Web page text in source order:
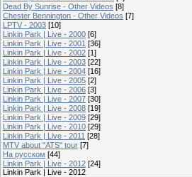
Dead By Sunrise - Other Videos [8]
Chester Bennington - Other Videos [7]
LPTV - 2003 [10]
Linkin Park | Live - 2000 [6]
Linkin Park | Live - 2001 [36]
Linkin Park | Live - 2002 [1]
Linkin Park | Live - 2003 [22]
Linkin Park | Live - 2004 [16]
Linkin Park | Live - 2005 [2]
Linkin Park | Live - 2006 [3]
Linkin Park | Live - 2007 [30]
Linkin Park | Live - 2008 [19]
Linkin Park | Live - 2009 [29]
Linkin Park | Live - 2010 [29]
Linkin Park | Live - 2011 [28]
MTV about "ATS" tour [7]
На русском [44]
Linkin Park | Live - 2012 [24]
Linkin Park | Live - 2012